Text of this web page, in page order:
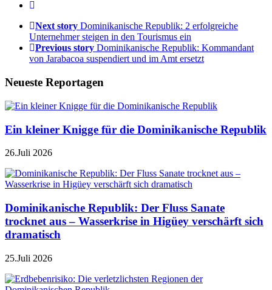
Next story Dominikanische Republik: 2 erfolgreiche
Unternehmer steigen in den Tourismus ein
Previous story Dominikanische Republik: Kommandant
von Jarabacoa suspendiert und im Amt ersetzt
Neueste Reportagen
Ein kleiner Knigge für die Dominikanische Republik
26.Juli 2026
Dominikanische Republik: Der Fluss Sanate
trocknet aus – Wasserkrise in Higüey verschärft sich
dramatisch
25.Juli 2026